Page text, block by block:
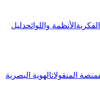
الأنظمة واللوائحدليل
منصة المنقولاتالهوية البصرية